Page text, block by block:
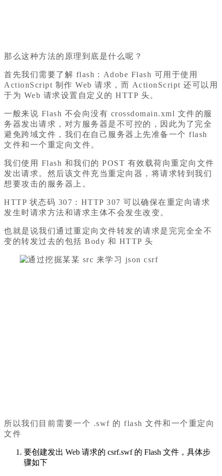
那么这种方法的原理到底是什么呢？
首先我们需要了解 flash：Adobe Flash 可用于使用
ActionScript 制作 Web 请求，而 ActionScript 还可以用
于为 Web 请求设置自定义的 HTTP 头。
一般来说 Flash 不会向没有 crossdomain.xml 文件的服
务器发出请求，对方服务器是不可控的，因此为了完全
避免跨域文件，我们在自己服务器上先准备一个 flash
文件和一个重定向文件。
我们使用 Flash 和我们的 POST 有效载荷向重定向文件
发出请求。然后该文件充当重定向器，将请求转到我们
想要攻击的服务器上。
HTTP 状态码 307：HTTP 307 可以确保在重定向请求
发生时请求方法和请求主体不会发生改变。
也就是说我们通过重定向文件转发的请求是完完全全不
变的转发过去的包括 Body 和 HTTP 头
所以我们目前需要一个 .swf 的 flash 文件和一个重定向
文件
要创建发出 Web 请求的 csrf.swf 的 Flash 文件，具体步
骤如下